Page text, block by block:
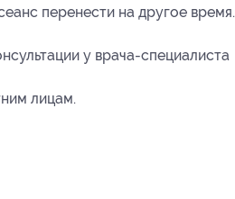
перенести на другое время.
у врача-специалиста
лицам.